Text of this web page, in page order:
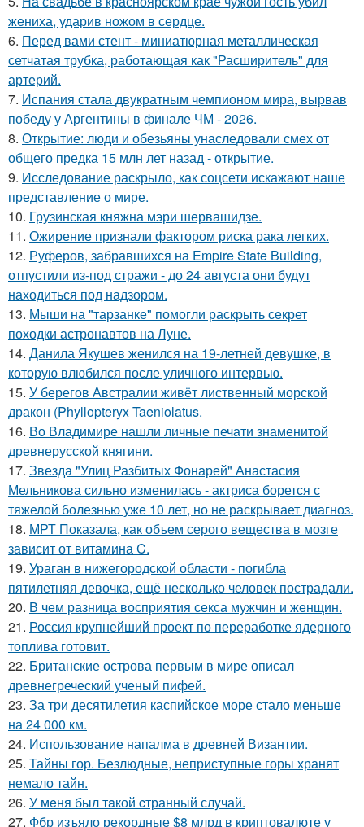
жениха, ударив ножом в сердце.
6. Перед вами стент - миниатюрная металлическая
сетчатая трубка, работающая как "Расширитель" для
артерий.
7. Испания стала двукратным чемпионом мира, вырвав
победу у Аргентины в финале ЧМ - 2026.
8. Открытие: люди и обезьяны унаследовали смех от
общего предка 15 млн лет назад - открытие.
9. Исследование раскрыло, как соцсети искажают наше
представление о мире.
10. Грузинская княжна мэри шервашидзе.
11. Ожирение признали фактором риска рака легких.
12. Руферов, забравшихся на Empire State Building,
отпустили из-под стражи - до 24 августа они будут
находиться под надзором.
13. Мыши на "тарзанке" помогли раскрыть секрет
походки астронавтов на Луне.
14. Данила Якушев женился на 19-летней девушке, в
которую влюбился после уличного интервью.
15. У берегов Австралии живёт лиственный морской
дракон (Phyllopteryx Taeniolatus.
16. Во Владимире нашли личные печати знаменитой
древнерусской княгини.
17. Звезда "Улиц Разбитых Фонарей" Анастасия
Мельникова сильно изменилась - актриса борется с
тяжелой болезнью уже 10 лет, но не раскрывает диагноз.
18. МРТ Показала, как объем серого вещества в мозге
зависит от витамина C.
19. Ураган в нижегородской области - погибла
пятилетняя девочка, ещё несколько человек пострадали.
20. В чем разница восприятия секса мужчин и женщин.
21. Россия крупнейший проект по переработке ядерного
топлива готовит.
22. Британские острова первым в мире описал
древнегреческий ученый пифей.
23. За три десятилетия каспийское море стало меньше
на 24 000 км.
24. Использование напалма в древней Византии.
25. Тайны гор. Безлюдные, неприступные горы хранят
немало тайн.
26. У мeня был тaкой cтранный слyчай.
27. Фбр изъяло рекордные $8 млрд в криптовалюте у